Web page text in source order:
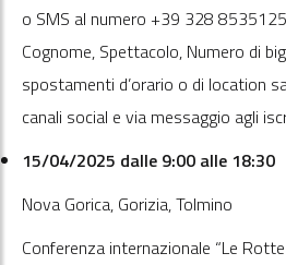
o SMS al numero +39 328
Cognome, Spettacolo, Numero di
spostamenti d’orario o di location
canali social e via messaggio agli
15/04/2025 dalle 9:00 alle 18:30
Nova Gorica, Gorizia, Tolmino
Conferenza internazionale “Le